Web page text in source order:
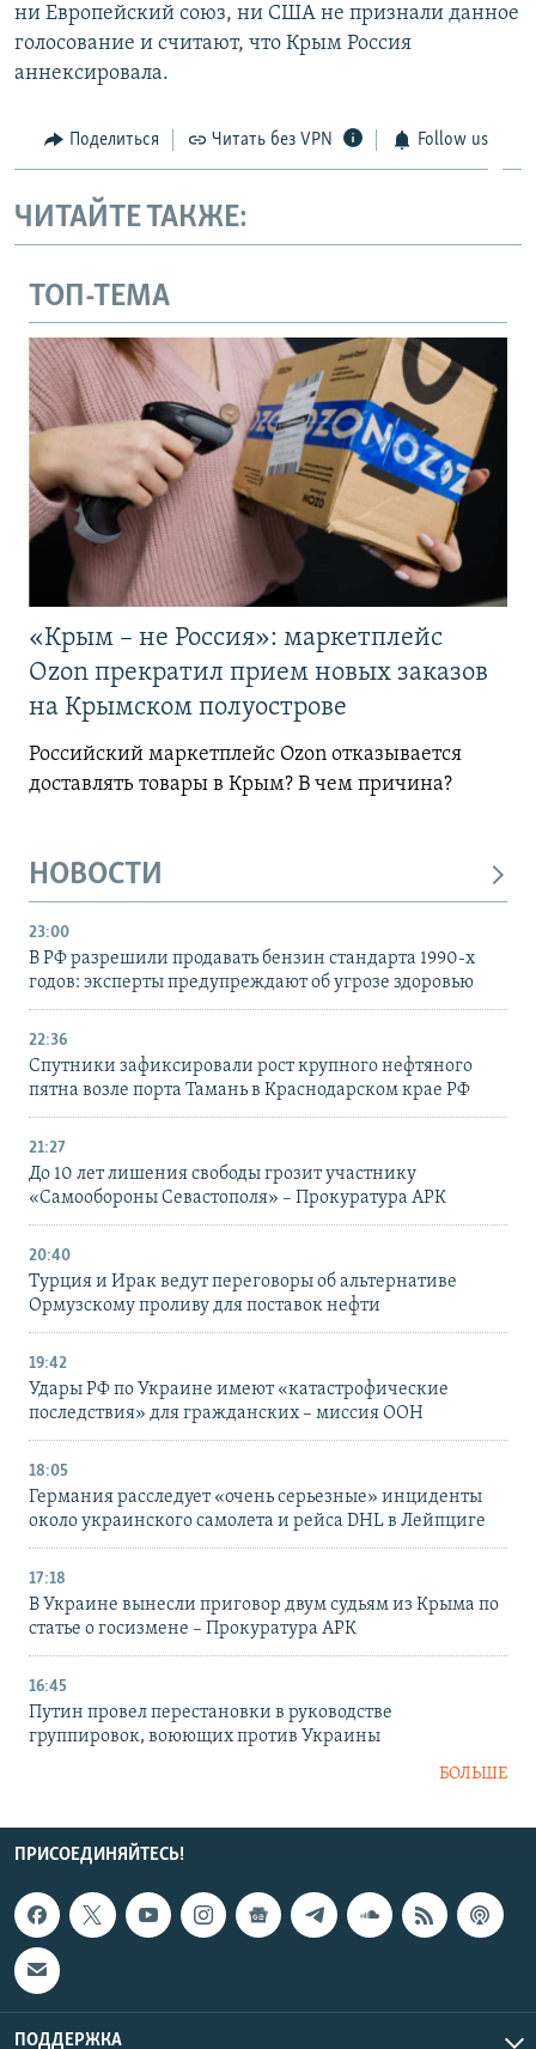
ни Европейский союз, ни США не признали данное
голосование и считают, что Крым Россия
аннексировала.
Поделиться Читать без VPN Follow us
ЧИТАЙТЕ ТАКЖЕ:
ТОП-ТЕМА
«Крым – не Россия»: маркетплейс
Ozon прекратил прием новых заказов
на Крымском полуострове
Российский маркетплейс Ozon отказывается
доставлять товары в Крым? В чем причина?
НОВОСТИ
23:00
В РФ разрешили продавать бензин стандарта 1990-х
годов: эксперты предупреждают об угрозе здоровью
22:36
Спутники зафиксировали рост крупного нефтяного
пятна возле порта Тамань в Краснодарском крае РФ
21:27
До 10 лет лишения свободы грозит участнику
«Самообороны Севастополя» – Прокуратура АРК
20:40
Турция и Ирак ведут переговоры об альтернативе
Ормузскому проливу для поставок нефти
19:42
Удары РФ по Украине имеют «катастрофические
последствия» для гражданских – миссия ООН
18:05
Германия расследует «очень серьезные» инциденты
около украинского самолета и рейса DHL в Лейпциге
17:18
В Украине вынесли приговор двум судьям из Крыма по
статье о госизмене – Прокуратура АРК
16:45
Путин провел перестановки в руководстве
группировок, воюющих против Украины
БОЛЬШЕ
ПРИСОЕДИНЯЙТЕСЬ!
ПОДДЕРЖКА